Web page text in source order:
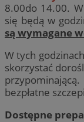
8.00do 14.00.
się będą w
są wymagane
W tych
skorzystać
bezpłatne
Dostępne